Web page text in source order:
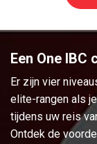
Een One IBC
Er zijn vier
elite-rangen als
tijdens uw reis
Ontdek de